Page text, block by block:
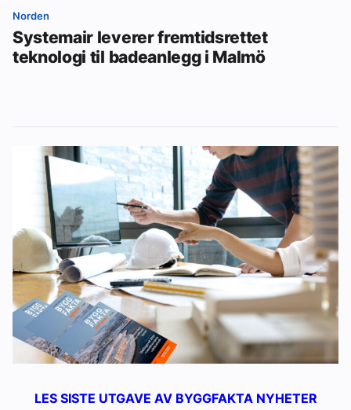
Norden
Systemair leverer fremtidsrettet
teknologi til badeanlegg i Malmö
LES SISTE UTGAVE AV BYGGFAKTA NYHETER